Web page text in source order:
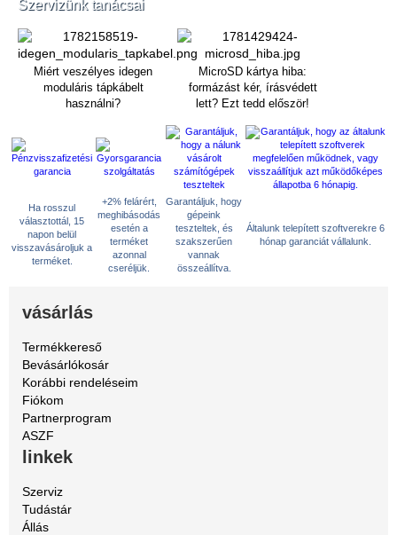
Szervizünk tanácsai
Miért veszélyes idegen
moduláris tápkábelt
használni?
MicroSD kártya hiba:
formázást kér, írásvédett
lett? Ezt tedd először!
Ha rosszul
választottál, 15
napon belül
visszavásároljuk a
terméket.
+2% felárért,
meghibásodás
esetén a
terméket
azonnal
cseréljük.
Garantáljuk, hogy
gépeink
teszteltek, és
szakszerűen
vannak
összeállítva.
Általunk telepített szoftverekre 6
hónap garanciát vállalunk.
vásárlás
Termékkereső
Bevásárlókosár
Korábbi rendeléseim
Fiókom
Partnerprogram
ASZF
linkek
Szerviz
Tudástár
Állás